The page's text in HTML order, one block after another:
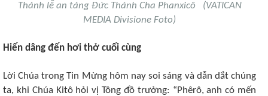
Thánh lễ an táng Đức Thánh Cha Phanxicô (VATICAN
MEDIA Divisione Foto)
Hiến dâng đến hơi thở cuối cùng
Lời Chúa trong Tin Mừng hôm nay soi sáng và dẫn dắt chúng
ta, khi Chúa Kitô hỏi vị Tông đồ trưởng: “Phêrô, anh có mến